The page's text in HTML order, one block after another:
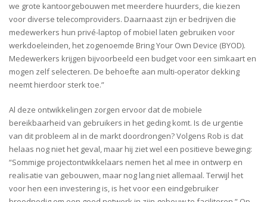
we grote kantoorgebouwen met meerdere huurders, die kiezen
voor diverse telecomproviders. Daarnaast zijn er bedrijven die
medewerkers hun privé-laptop of mobiel laten gebruiken voor
werkdoeleinden, het zogenoemde Bring Your Own Device (BYOD).
Medewerkers krijgen bijvoorbeeld een budget voor een simkaart en
mogen zelf selecteren. De behoefte aan multi-operator dekking
neemt hierdoor sterk toe.”
Al deze ontwikkelingen zorgen ervoor dat de mobiele
bereikbaarheid van gebruikers in het geding komt. Is de urgentie
van dit probleem al in de markt doordrongen? Volgens Rob is dat
helaas nog niet het geval, maar hij ziet wel een positieve beweging:
“Sommige projectontwikkelaars nemen het al mee in ontwerp en
realisatie van gebouwen, maar nog lang niet allemaal. Terwijl het
voor hen een investering is, is het voor een eindgebruiker